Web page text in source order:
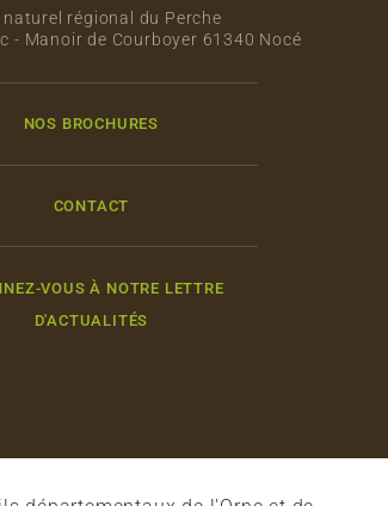
naturel régional du Perche
- Manoir de Courboyer 61340 Nocé
NOS BROCHURES
CONTACT
VOUS À NOTRE LETTRE
D'ACTUALITÉS